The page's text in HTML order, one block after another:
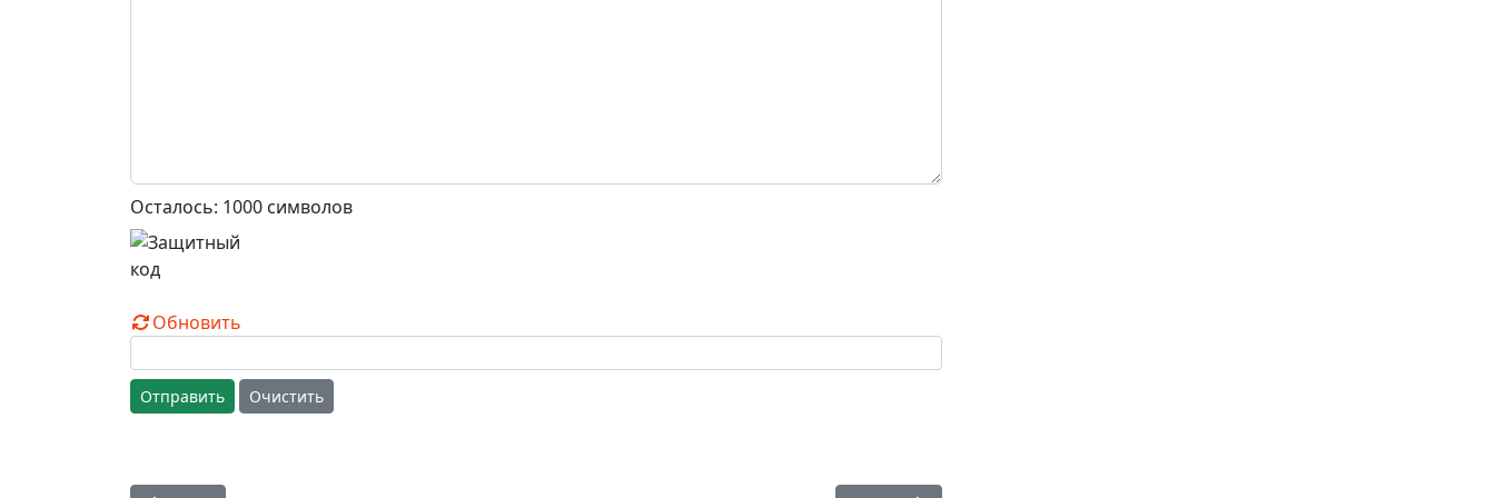
Осталось: 1000 символов
Обновить
Отправить Очистить